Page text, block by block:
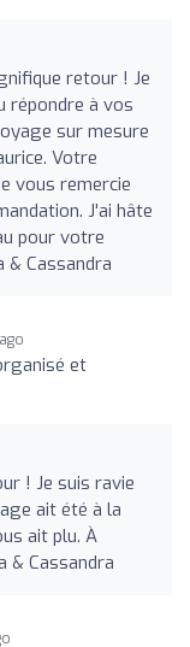
retour ! Je
répondre à vos
sur mesure
Votre
vous remercie
J'ai hâte
pour votre
& Cassandra
et
! Je suis ravie
ait été à la
ait plu. À
& Cassandra